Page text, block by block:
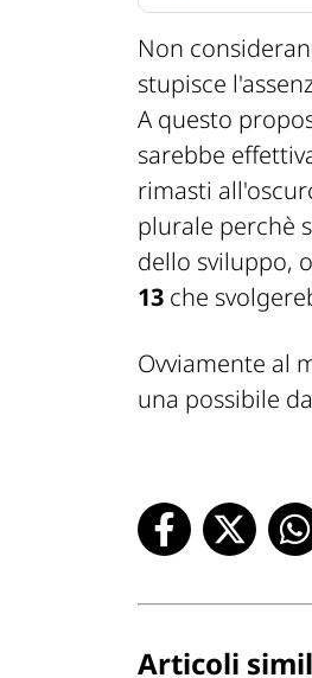
Non
stupisce
A questo
sarebbe
rimasti
plurale perchè
dello sviluppo,
13 che
Ovviamente al
una possibile
Articoli